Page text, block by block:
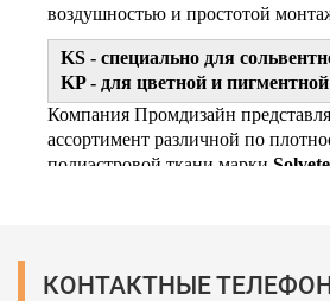
воздушностью и простотой
KS - специально для
KP - для цветной и
Компания Промдизайн
ассортимент различной по
полиэстровой ткани марки
КОНТАКТНЫЕ